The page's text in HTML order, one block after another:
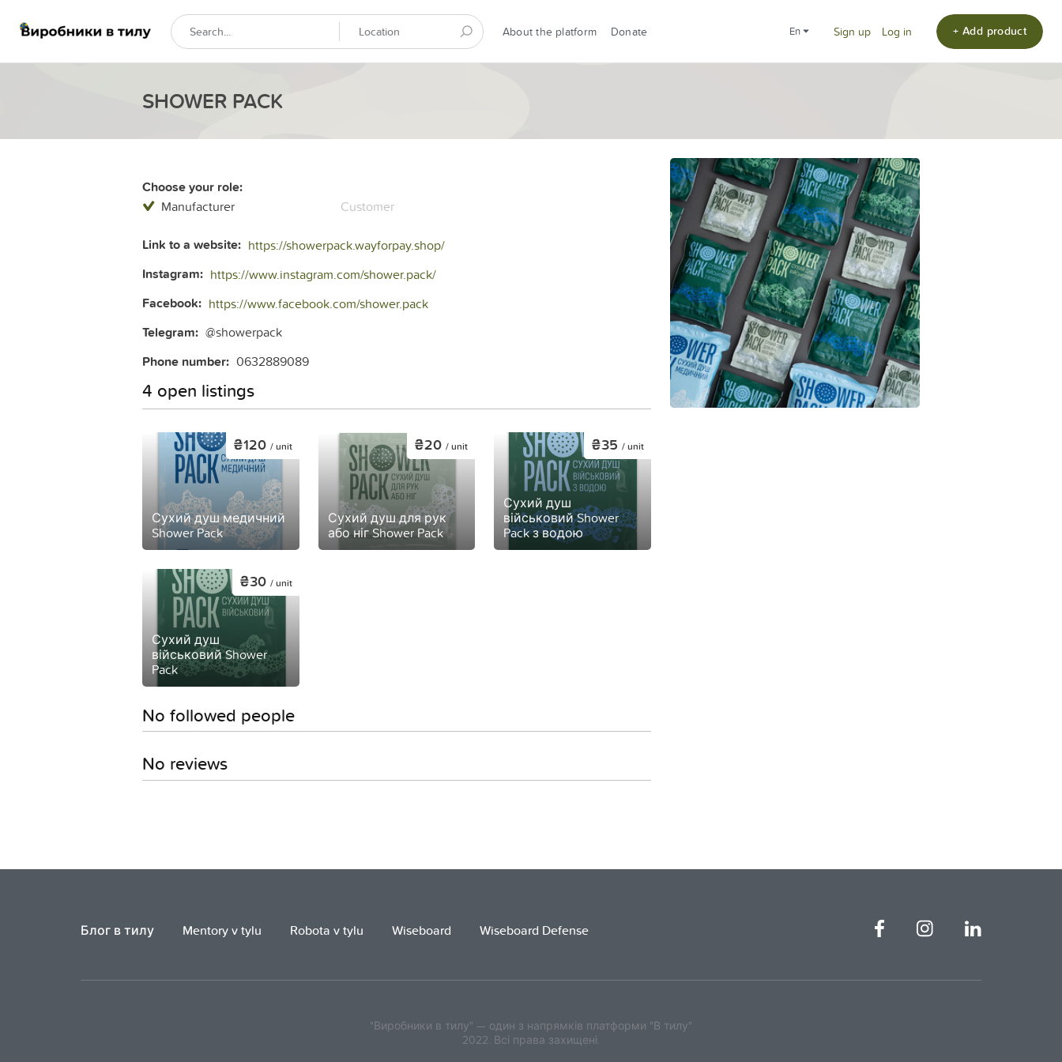
About the platform Donate en Sign up Log in + Add product
SHOWER PACK
Choose your role:
Manufacturer Customer
Link to a website: https://showerpack.wayforpay.shop/
Instagram: https://www.instagram.com/shower.pack/
Facebook: https://www.facebook.com/shower.pack
Telegram: @showerpack
Phone number: 0632889089
4 open listings
Сухий душ медичний
Shower Pack
₴120 / unit
Сухий душ для рук
або ніг Shower Pack
₴20/ unit
Сухий душ
військовий Shower
Pack з водою
₴35 / unit
Сухий душ
військовий Shower
Pack
₴30 / unit
No followed people
No reviews
Блог в тилу Mentory v tylu Robota v tylu Wiseboard Wiseboard Defense
"Виробники в тилу" — один з напрямків платформи "В тилу"
2022. Всі права захищені.